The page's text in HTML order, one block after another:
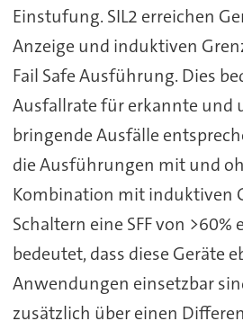
Einstufung. SIL2 erreichen
Anzeige und induktiven
Fail Safe Ausführung. Dies
Ausfallrate für erkannte und
bringende Ausfälle
die Ausführungen mit und
Kombination mit induktiven
Schaltern eine SFF von
bedeutet, dass diese Geräte
Anwendungen einsetzbar
zusätzlich über einen